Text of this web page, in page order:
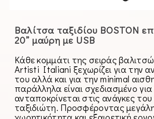
Βαλίτσα ταξιδίου BOSTON
20” μαύρη με USB
Κάθε κομμάτι της σειράς
Artisti Italiani ξεχωρίζει για την
του αλλά και για την minimal
παράλληλα είναι σχεδιασμένο
ανταποκρίνεται στις ανάγκες
ταξιδιώτη. Προσφέροντας